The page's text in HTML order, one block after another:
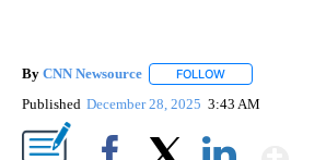
By CNN Newsource FOLLOW
Published December 28, 2025 3:43 AM